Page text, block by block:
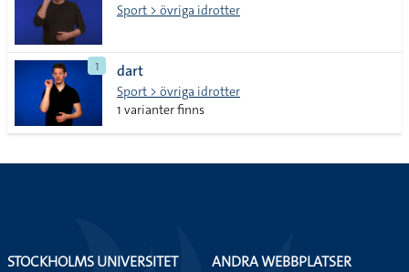
Sport > övriga idrotter
1 dart
Sport > övriga idrotter
1 varianter finns
STOCKHOLMS UNIVERSITET
ANDRA WEBBPLATSER